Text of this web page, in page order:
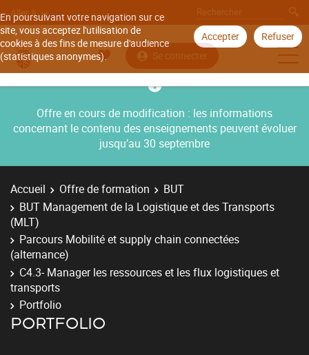
En poursuivant votre navigation sur ce
site, vous acceptez l'utilisation de
cookies à des fins de mesure d'audience
(statistiques anonymes).
Accepter Refuser
Aller à
Se connecter
Offre en cours de modification : les informations
concernant le contenu des enseignements peuvent évoluer
jusqu’au 30 septembre
Accueil Offre de formation
BUT
BUT Management de la Logistique et des Transports
(MLT)
Parcours Mobilité et supply chain connectées
(alternance)
C4.3- Manager les ressources et les flux logistiques et
transports
Portfolio
PORTFOLIO